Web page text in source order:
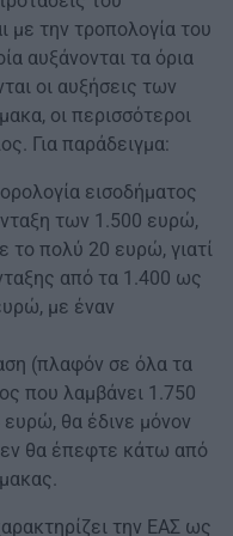
με την τροπολογία του
αυξάνονται τα όρια
οι αυξήσεις των
οι περισσότεροι
Για παράδειγμα:
εισοδήματος
των 1.500 ευρώ,
το πολύ 20 ευρώ, γιατί
από τα 1.400 ως
με έναν
(πλαφόν σε όλα τα
που λαμβάνει 1.750
θα έδινε μόνον
θα έπεφτε κάτω από
την ΕΑΣ ως